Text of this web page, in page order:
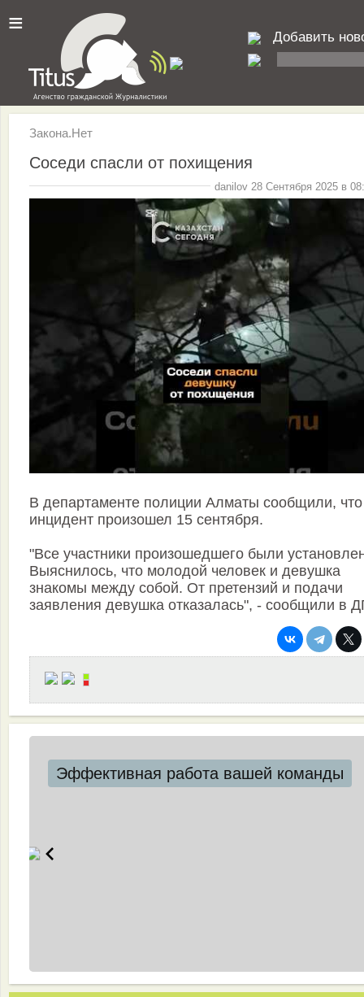
≡ Добавить
Закона.Нет
Соседи спасли от похищения
danilov 28 Сентября 2025 в
В департаменте полиции Алматы сообщили, что
инцидент произошел 15 сентября.
"Все участники произошедшего были
Выяснилось, что молодой человек и девушка
знакомы между собой. От претензий и подачи
заявления девушка отказалась", - сообщили в
Эффективная работа вашей команды